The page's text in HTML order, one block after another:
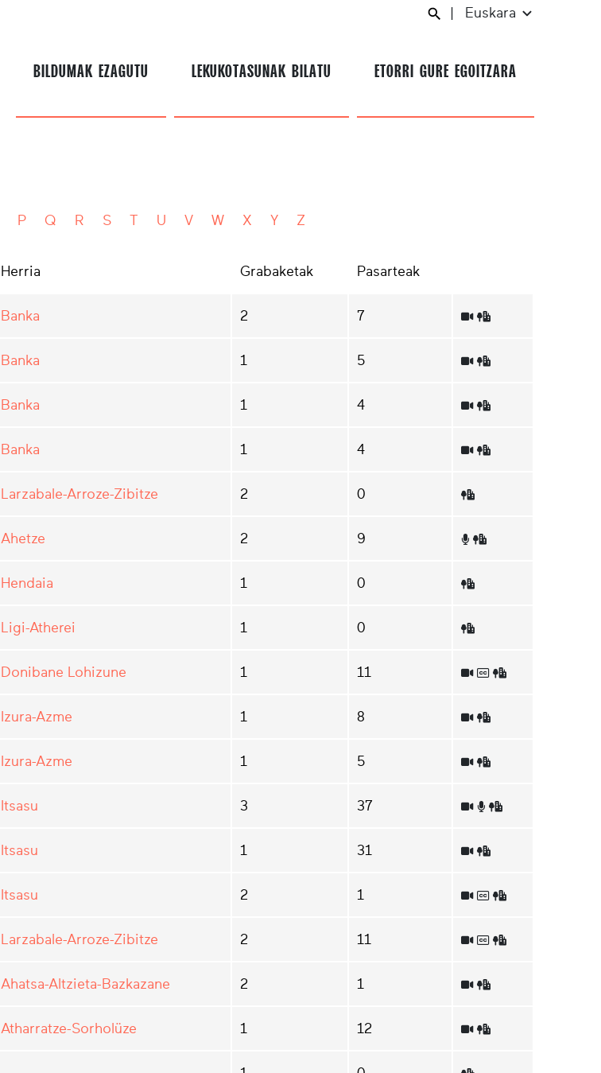
Euskara
BILDUMAK EZAGUTU LEKUKOTASUNAK BILATU ETORRI GURE EGOITZARA
P Q R S T U V W X Y Z
Herria Grabaketak Pasarteak
Banka 2 7
Banka 1 5
Banka 1 4
Banka 1 4
Larzabale-Arroze-Zibitze 2 0
Ahetze 2 9
Hendaia 1 0
Ligi-Atherei 1 0
Donibane Lohizune 1 11
Izura-Azme 1 8
Izura-Azme 1 5
Itsasu 3 37
Itsasu 1 31
Itsasu 2 1
Larzabale-Arroze-Zibitze 2 11
Ahatsa-Altzieta-Bazkazane 2 1
Atharratze-Sorholüze 1 12